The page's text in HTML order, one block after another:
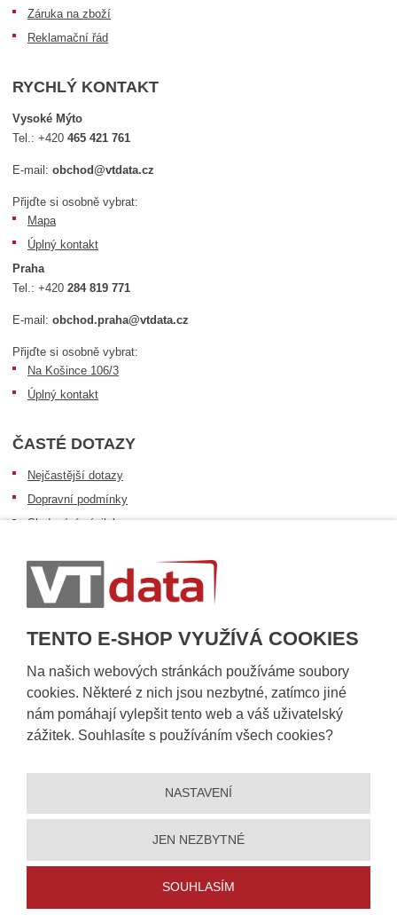
TENTO E-SHOP VYUŽÍVÁ COOKIES
Na našich webových stránkách používáme soubory
cookies. Některé z nich jsou nezbytné, zatímco jiné
nám pomáhají vylepšit tento web a váš uživatelský
zážitek. Souhlasíte s používáním všech cookies?
NASTAVENÍ
JEN NEZBYTNÉ
SOUHLASÍM
Záruka na zboží
Reklamační řád
RYCHLÝ KONTAKT
Vysoké Mýto
Tel.:+420465 421 761
E-mail:obchod@vtdata.cz
Přijďte si osobně vybrat:
Mapa
Úplný kontakt
Praha
Tel.:+420284 819 771
E-mail:obchod.praha@vtdata.cz
Přijďte si osobně vybrat:
Na Košince 106/3
Úplný kontakt
ČASTÉ DOTAZY
Nejčastější dotazy
Dopravní podmínky
Sledování zásilek
Informace k dostupnosti zboží
Obecné informace
Prohlášení o přístupnosti |Ochrana osobních údajů |Mapa stránek ||